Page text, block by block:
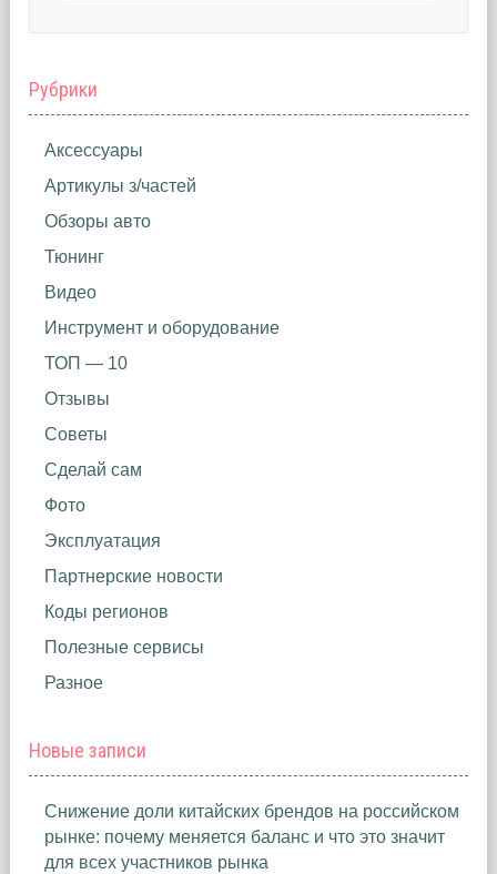
Рубрики
Аксессуары
Артикулы з/частей
Обзоры авто
Тюнинг
Видео
Инструмент и оборудование
ТОП — 10
Отзывы
Советы
Сделай сам
Фото
Эксплуатация
Партнерские новости
Коды регионов
Полезные сервисы
Разное
Новые записи
Снижение доли китайских брендов на российском
рынке: почему меняется баланс и что это значит
для всех участников рынка